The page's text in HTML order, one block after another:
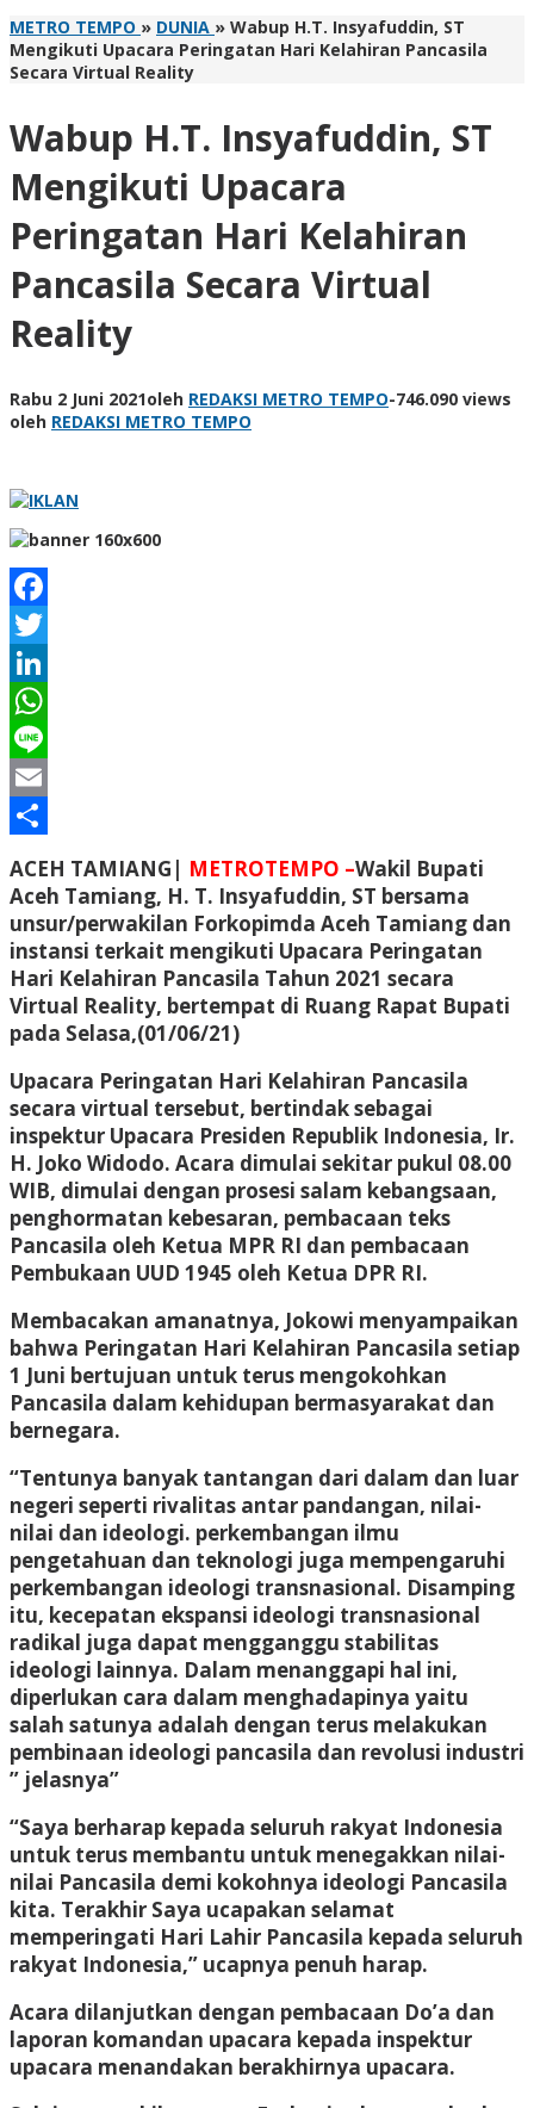
METRO TEMPO » DUNIA » Wabup H.T. Insyafuddin, ST
Mengikuti Upacara Peringatan Hari Kelahiran Pancasila
Secara Virtual Reality
Wabup H.T. Insyafuddin, ST
Mengikuti Upacara
Peringatan Hari Kelahiran
Pancasila Secara Virtual
Reality
Rabu 2 Juni 2021oleh REDAKSI METRO TEMPO-746.090 views
oleh REDAKSI METRO TEMPO
Facebook
Twitter
LinkedIn
WhatsApp
Line
Email
ACEH TAMIANG| METROTEMPO –Wakil Bupati
Aceh Tamiang, H. T. Insyafuddin, ST bersama
unsur/perwakilan Forkopimda Aceh Tamiang dan
instansi terkait mengikuti Upacara Peringatan
Hari Kelahiran Pancasila Tahun 2021 secara
Virtual Reality, bertempat di Ruang Rapat Bupati
pada Selasa,(01/06/21)
Upacara Peringatan Hari Kelahiran Pancasila
secara virtual tersebut, bertindak sebagai
inspektur Upacara Presiden Republik Indonesia, Ir.
H. Joko Widodo. Acara dimulai sekitar pukul 08.00
WIB, dimulai dengan prosesi salam kebangsaan,
penghormatan kebesaran, pembacaan teks
Pancasila oleh Ketua MPR RI dan pembacaan
Pembukaan UUD 1945 oleh Ketua DPR RI.
Membacakan amanatnya, Jokowi menyampaikan
bahwa Peringatan Hari Kelahiran Pancasila setiap
1 Juni bertujuan untuk terus mengokohkan
Pancasila dalam kehidupan bermasyarakat dan
bernegara.
“Tentunya banyak tantangan dari dalam dan luar
negeri seperti rivalitas antar pandangan, nilai-
nilai dan ideologi. perkembangan ilmu
pengetahuan dan teknologi juga mempengaruhi
perkembangan ideologi transnasional. Disamping
itu, kecepatan ekspansi ideologi transnasional
radikal juga dapat mengganggu stabilitas
ideologi lainnya. Dalam menanggapi hal ini,
diperlukan cara dalam menghadapinya yaitu
salah satunya adalah dengan terus melakukan
pembinaan ideologi pancasila dan revolusi industri
” jelasnya”
“Saya berharap kepada seluruh rakyat Indonesia
untuk terus membantu untuk menegakkan nilai-
nilai Pancasila demi kokohnya ideologi Pancasila
kita. Terakhir Saya ucapakan selamat
memperingati Hari Lahir Pancasila kepada seluruh
rakyat Indonesia,” ucapnya penuh harap.
Acara dilanjutkan dengan pembacaan Do’a dan
laporan komandan upacara kepada inspektur
upacara menandakan berakhirnya upacara.